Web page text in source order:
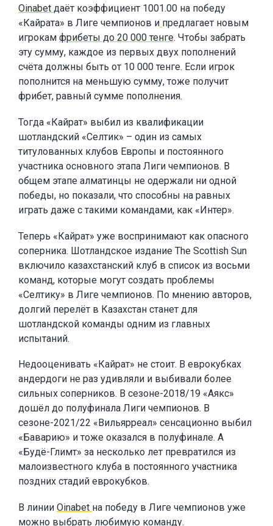
Oinabet даёт коэффициент 1001.00 на победу
«Кайрата» в Лиге чемпионов и предлагает новым
игрокам фрибеты до 20 000 тенге. Чтобы забрать
эту сумму, каждое из первых двух пополнений
счёта должны быть от 10 000 тенге. Если игрок
пополнится на меньшую сумму, тоже получит
фрибет, равный сумме пополнения.
Тогда «Кайрат» выбил из квалификации
шотландский «Селтик» – один из самых
титулованных клубов Европы и постоянного
участника основного этапа Лиги чемпионов. В
общем этапе алматинцы не одержали ни одной
победы, но показали, что способны на равных
играть даже с такими командами, как «Интер».
Теперь «Кайрат» уже воспринимают как опасного
соперника. Шотландское издание The Scottish Sun
включило казахстанский клуб в список из восьми
команд, которые могут создать проблемы
«Селтику» в Лиге чемпионов. По мнению авторов,
долгий перелёт в Казахстан станет для
шотландской команды одним из главных
испытаний.
Недооценивать «Кайрат» не стоит. В еврокубках
андердоги не раз удивляли и выбивали более
сильных соперников. В сезоне-2018/19 «Аякс»
дошёл до полуфинала Лиги чемпионов. В
сезоне-2021/22 «Вильярреал» сенсационно выбил
«Баварию» и тоже оказался в полуфинале. А
«Будё-Глимт» за несколько лет превратился из
малоизвестного клуба в постоянного участника
поздних стадий еврокубков.
В линии Oinabet на победу в Лиге чемпионов уже
можно выбрать любимую команду.